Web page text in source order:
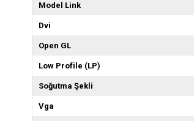
Model Link
Dvi
Open GL
Low Profile (LP)
Soğutma Şekli
Vga